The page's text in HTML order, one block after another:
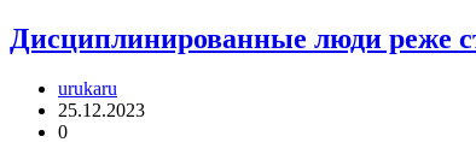
Дисциплинированные люди реже
urukaru
25.12.2023
0